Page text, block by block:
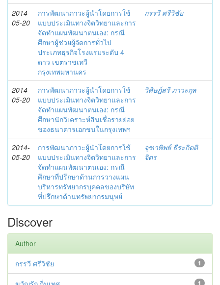
2014-
05-20
การพัฒนาภาวะผู้นำโดยการใช้
แบบประเมินทางจิตวิทยาและการ
จัดทำแผนพัฒนาตนเอง: กรณี
ศึกษาผู้ช่วยผู้จัดการทั่วไป
ประเภทธุรกิจโรงแรมระดับ 4
ดาว เขตราชเทวี
กรุงเทพมหานคร
กรรวี ศรีวิชัย
2014-
05-20
การพัฒนาภาวะผู้นำโดยการใช้
แบบประเมินทางจิตวิทยาและการ
จัดทำแผนพัฒนาตนเอง: กรณี
ศึกษานักวิเคราะห์สินเชื่อรายย่อย
ของธนาคารเอกชนในกรุงเทพฯ
วิศิษฎ์สรี ภาวะกุล
2014-
05-20
การพัฒนาภาวะผู้นำโดยการใช้
แบบประเมินทางจิตวิทยาและการ
จัดทำแผนพัฒนาตนเอง: กรณี
ศึกษาที่ปรึกษาด้านการวางแผน
บริหารทรัพยากรบุคคลของบริษัท
ที่ปรึกษาด้านทรัพยากรมนุษย์
จุฑาพิพย์ ธีระกิตติ
จิตร
Discover
Author
1
กรรวี ศรีวิชัย
1